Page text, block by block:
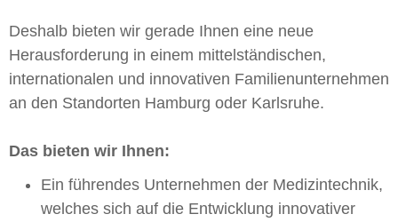
Deshalb bieten wir gerade Ihnen eine neue
Herausforderung in einem mittelständischen,
internationalen und innovativen Familienunternehmen
an den Standorten Hamburg oder Karlsruhe.
Das bieten wir Ihnen:
Ein führendes Unternehmen der Medizintechnik,
welches sich auf die Entwicklung innovativer